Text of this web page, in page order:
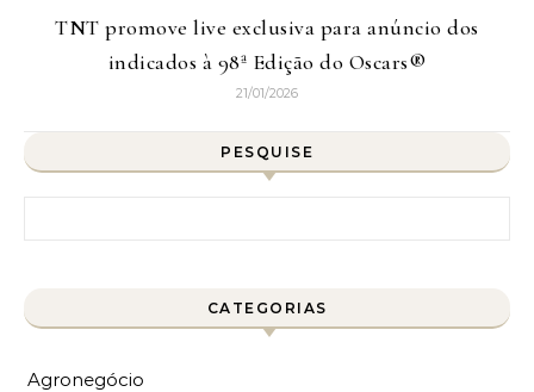
TNT promove live exclusiva para anúncio dos
indicados à 98ª Edição do Oscars®
21/01/2026
PESQUISE
CATEGORIAS
Agronegócio